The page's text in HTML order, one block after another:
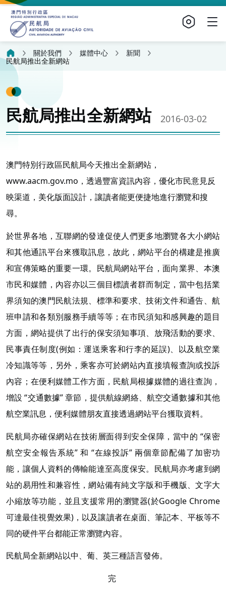
關於我們 媒體中心
新聞
民航局推出全新網站
民航局推出全新網站 2016-03-02
澳門特別行政區民航局今天推出全新網站，
www.aacm.gov.mo，透過豐富資訊內容，優化市民意見反
映渠道，美化版面設計，讓讀者能更便捷地進行瀏覽和搜
尋。
於世界各地，互聯網的發達促使人們更多地瀏覽各大小網站
和其他通訊平台來獲取訊息，故此，網站平台的構建是推廣
和宣傳策略的重要一環。民航局網站平台，面向業界、本澳
市民和媒體，內容亦以三個目標讀者群而制定，當中包括業
界須知的澳門民航法規、標準和要求、技術文件和通告、航
班申請和各類別服務手續等等；在市民須知和感興趣的題目
方面，網站提供了出行的保安須知事項、放飛活動的要求、
民事責任制度(例如：運送乘客和行李的延誤)、以及航空業
冷知識等等，另外，乘客亦可於網站內直接填報查詢或投訴
內容；在便利媒體工作方面，民航局根據媒體的過往查詢，
增設 “交通數據” 章節，提供航線網絡、航空交通數據和其他
航空業訊息，便利媒體朋友直接透過網站平台獲取資料。
民航局亦確保網站在技術層面得到安全保障，當中的 “保密
航空安全報告系統” 和 “在線投訴” 兩個章節配備了加密功
能，讓個人資料的傳輸能達至高度保安。民航局亦考慮到網
站的易用性和兼容性，網站備有純文字版和手機版、文字大
小縮放等功能，並且支援常用的瀏覽器(於Google Chrome
可達最佳視覺效果)，以及讓讀者在桌面、筆記本、平板等不
同的硬件平台都能正常瀏覽內容。
民航局全新網站以中、葡、英三種語言發佈。
完